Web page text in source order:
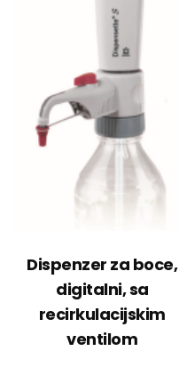
Dispenzer za boce,
digitalni, sa
recirkulacijskim
ventilom